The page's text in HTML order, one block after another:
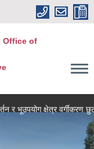
Office of
भूउपयोग क्षेत्र वर्गीकरण छुट